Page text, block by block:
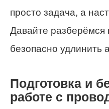
просто задача, а
Давайте разберёмся
безопасно
Подготовка и
работе с